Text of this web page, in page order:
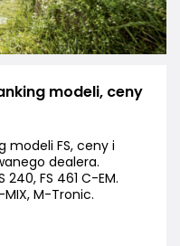
modeli, ceny
modeli FS, ceny i
dealera.
240, FS 461 C-EM.
M-Tronic.